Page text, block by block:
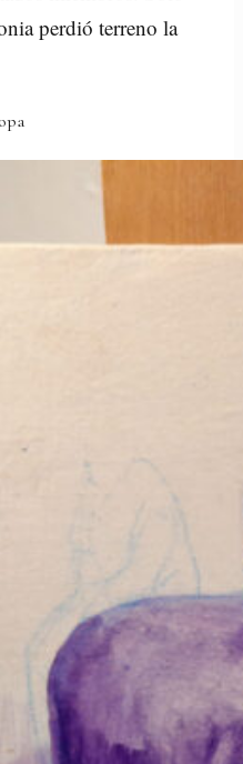
perdió terreno la